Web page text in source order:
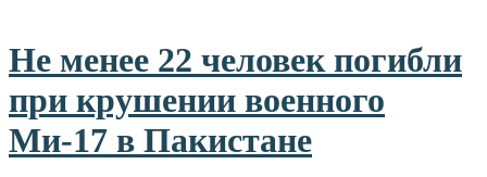
Не менее 22 человек погибли
при крушении военного
Ми-17 в Пакистане